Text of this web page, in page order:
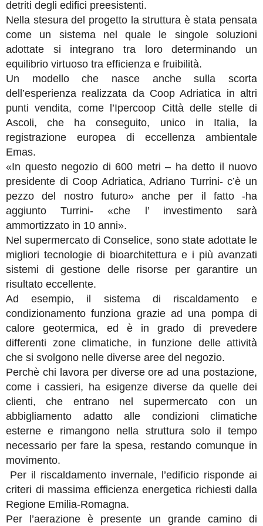
detriti degli edifici preesistenti.
Nella stesura del progetto la struttura è stata pensata
come un sistema nel quale le singole soluzioni
adottate si integrano tra loro determinando un
equilibrio virtuoso tra efficienza e fruibilità.
Un modello che nasce anche sulla scorta
dell’esperienza realizzata da Coop Adriatica in altri
punti vendita, come l’Ipercoop Città delle stelle di
Ascoli, che ha conseguito, unico in Italia, la
registrazione europea di eccellenza ambientale
Emas.
«In questo negozio di 600 metri – ha detto il nuovo
presidente di Coop Adriatica, Adriano Turrini- c’è un
pezzo del nostro futuro» anche per il fatto -ha
aggiunto Turrini- «che l’ investimento sarà
ammortizzato in 10 anni».
Nel supermercato di Conselice, sono state adottate le
migliori tecnologie di bioarchitettura e i più avanzati
sistemi di gestione delle risorse per garantire un
risultato eccellente.
Ad esempio, il sistema di riscaldamento e
condizionamento funziona grazie ad una pompa di
calore geotermica, ed è in grado di prevedere
differenti zone climatiche, in funzione delle attività
che si svolgono nelle diverse aree del negozio.
Perchè chi lavora per diverse ore ad una postazione,
come i cassieri, ha esigenze diverse da quelle dei
clienti, che entrano nel supermercato con un
abbigliamento adatto alle condizioni climatiche
esterne e rimangono nella struttura solo il tempo
necessario per fare la spesa, restando comunque in
movimento.
Per il riscaldamento invernale, l’edificio risponde ai
criteri di massima efficienza energetica richiesti dalla
Regione Emilia-Romagna.
Per l’aerazione è presente un grande camino di